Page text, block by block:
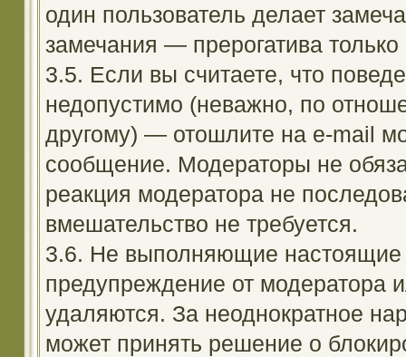
один пользователь делает
замечания — прерогатива
3.5. Если вы считаете, что
недопустимо (неважно, по
другому) — отошлите на e-mail
сообщение. Модераторы не
реакция модератора не
вмешательство не требуется.
3.6. Не выполняющие настоящие
предупреждение от модератора
удаляются. За неоднократное
может принять решение о